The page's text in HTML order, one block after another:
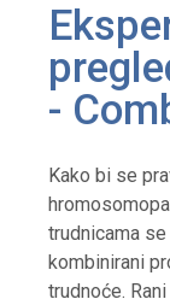
-
Kako bi se
trudnicama
kombinirani
trudnoće.